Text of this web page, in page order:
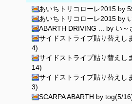
あいちトリコローレ2015 by
あいちトリコローレ2015 by
ABARTH DRIVING ... by い～
サイドストライプ貼り替えし
4)
サイドストライプ貼り替えし
14)
サイドストライプ貼り替えし
3)
SCARPA ABARTH by tog(5/